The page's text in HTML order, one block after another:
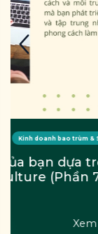
20 May 2022
Mô hình
Những